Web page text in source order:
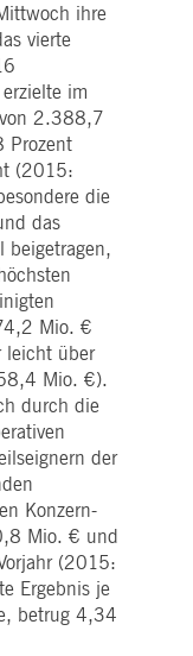
ihre
vierte
im
2.388,7
Prozent
(2015:
die
das
beigetragen,
Mio. €
leicht über
Mio. €).
durch die
der
Konzern-
Mio. € und
(2015:
Ergebnis je
betrug 4,34
verwendet, um eine
Sitzung auch bei
Anfragen
aufrechtzuerhalten.
Dieses Cookie wird vom
Application Gateway
verwendet, um eine
Sitzung
1
Für die weitere
Unterstützung der
Klebrigkeit mit CORS-
dem Chromium-Update
erstellen wir zusätzliche
Klebrigkeits-Cookies für
jede dieser
Klebrigkeitsfunktionen mit
dem Namen
AWSALBCORS (ALB).
Dieses Cookie ist für die
CAE-Verbindung
erforderlich.
verwendet, um die
für Besucher-Cookies zu
speichern. Das Cookie-
Banner von Cookie-
Script.com muss
ordnungsgemäß